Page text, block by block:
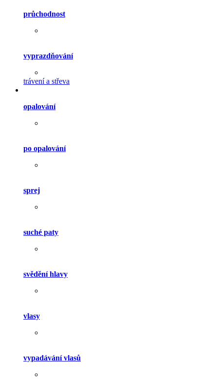
průchodnost
vyprazdňování
trávení a střeva
opalování
po opalování
sprej
suché paty
svědění hlavy
vlasy
vypadávání vlasů